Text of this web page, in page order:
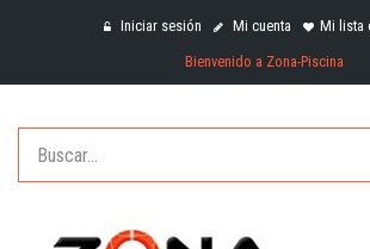
Iniciar sesión Mi cuenta
Mi lista
Bienvenido a Zona-Piscina